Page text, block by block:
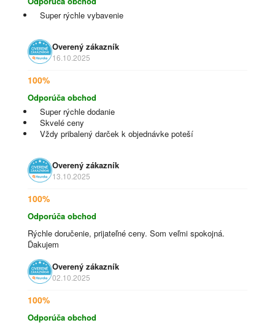
Super rýchle vybavenie
Overený zákazník
16.10.2025
100%
Odporúča obchod
Super rýchle dodanie
Skvelé ceny
Vždy pribalený darček k objednávke poteší
Overený zákazník
13.10.2025
100%
Odporúča obchod
Rýchle doručenie, prijateľné ceny. Som veľmi spokojná.
Ďakujem
Overený zákazník
02.10.2025
100%
Odporúča obchod